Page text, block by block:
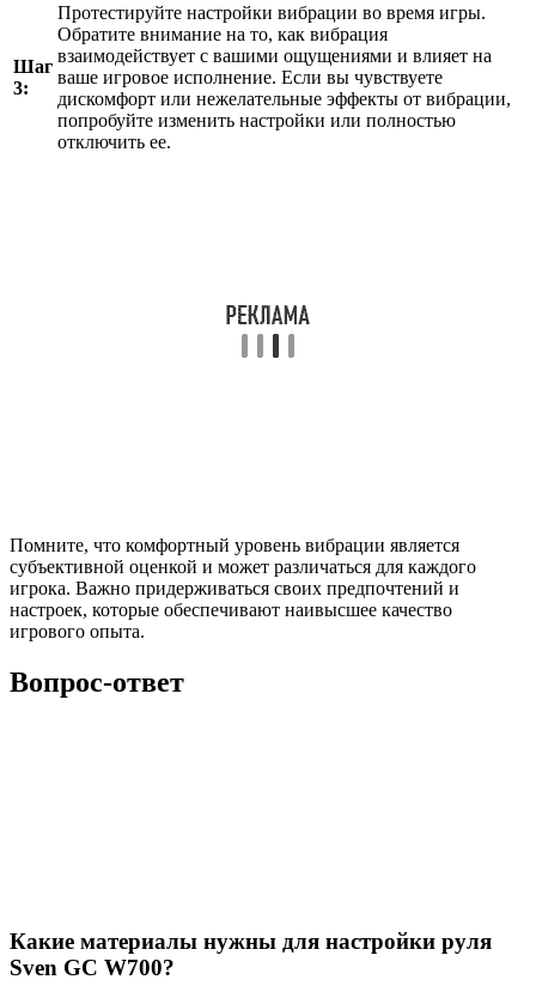
Шаг
3:
Протестируйте настройки вибрации во время игры.
Обратите внимание на то, как вибрация
взаимодействует с вашими ощущениями и влияет на
ваше игровое исполнение. Если вы чувствуете
дискомфорт или нежелательные эффекты от вибрации,
попробуйте изменить настройки или полностью
отключить ее.
Помните, что комфортный уровень вибрации является
субъективной оценкой и может различаться для каждого
игрока. Важно придерживаться своих предпочтений и
настроек, которые обеспечивают наивысшее качество
игрового опыта.
Вопрос-ответ
Какие материалы нужны для настройки руля
Sven GC W700?